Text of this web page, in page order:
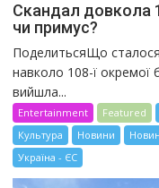
Скандал довкола
чи примус?
ПоделитьсяЩо
навколо 108-ї окремої
вийшла...
Entertainment Featured
Культура
Новини
Україна - ЄС